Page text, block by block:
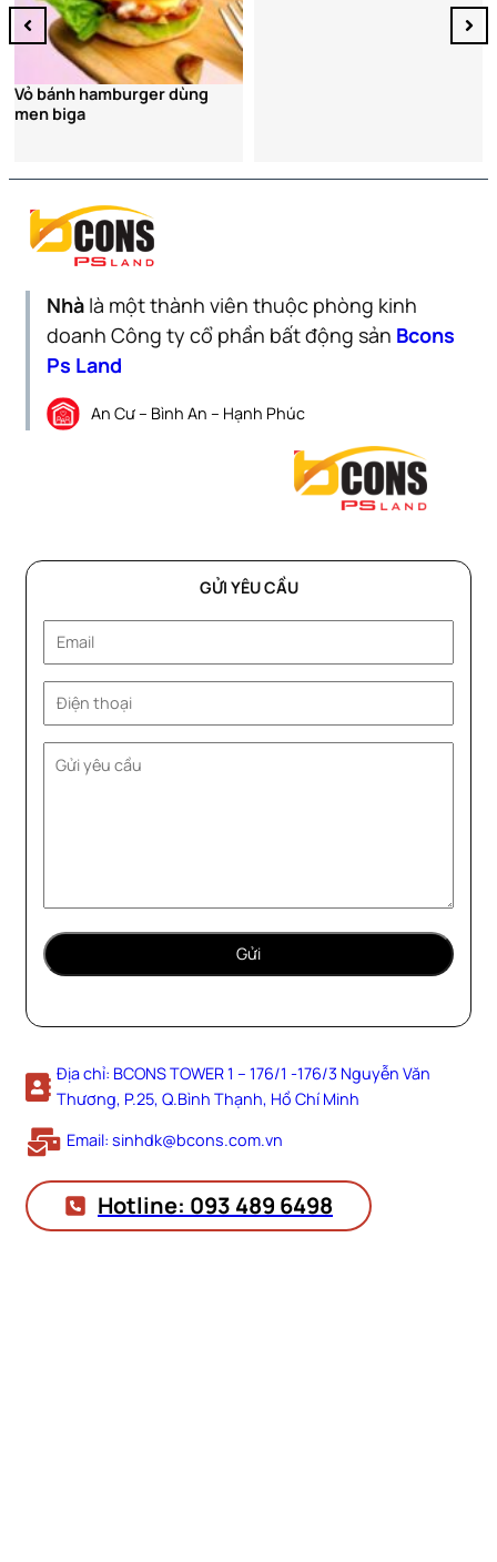
Vỏ bánh hamburger dùng
men biga
Nhà là một thành viên thuộc phòng kinh
doanh Công ty cổ phần bất động sản Bcons
Ps Land
An Cư – Bình An – Hạnh Phúc
GỬI YÊU CẦU
Địa chỉ: BCONS TOWER 1 – 176/1 -176/3 Nguyễn Văn
Thương, P.25, Q.Bình Thạnh, Hồ Chí Minh
Email: sinhdk@bcons.com.vn
Hotline: 093 489 6498